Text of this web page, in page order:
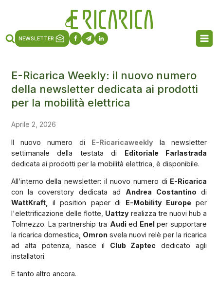
NEWSLETTER
E-Ricarica Weekly: il nuovo numero
della newsletter dedicata ai prodotti
per la mobilità elettrica
Aprile 2, 2026
Il nuovo numero di E-Ricaricaweekly la newsletter
settimanale della testata di Editoriale Farlastrada
dedicata ai prodotti per la mobilità elettrica, è disponibile.
All’interno della newsletter: il nuovo numero di E-Ricarica
con la coverstory dedicata ad Andrea Costantino di
WattKraft,
il position paper di E-Mobility Europe per
l'elettrificazione delle flotte, Uattzyrealizza tre nuovi hub a
Tolmezzo. La partnership tra Audi ed Enelper supportare
la ricarica domestica, Omronsvela nuovi relè per la ricarica
ad alta potenza, nasce il Club Zaptec dedicato agli
installatori.
E tanto altro ancora.